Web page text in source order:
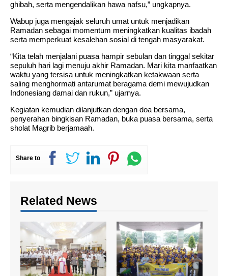
ghibah, serta mengendalikan hawa nafsu,” ungkapnya.
Wabup juga mengajak seluruh umat untuk menjadikan
Ramadan sebagai momentum meningkatkan kualitas ibadah
serta memperkuat kesalehan sosial di tengah masyarakat.
“Kita telah menjalani puasa hampir sebulan dan tinggal sekitar
sepuluh hari lagi menuju akhir Ramadan. Mari kita manfaatkan
waktu yang tersisa untuk meningkatkan ketakwaan serta
saling menghormati antarumat beragama demi mewujudkan
Indonesiang damai dan rukun,” ujarnya.
Kegiatan kemudian dilanjutkan dengan doa bersama,
penyerahan bingkisan Ramadan, buka puasa bersama, serta
sholat Magrib berjamaah.
Share to
Related News